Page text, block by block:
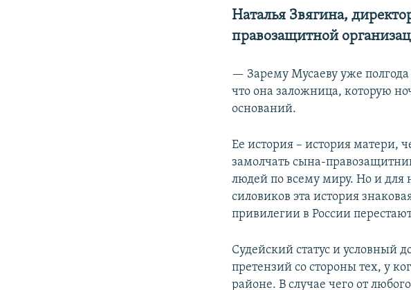
Наталья Звягина,
правозащитной
— Зарему Мусаеву уже
что она заложница, которую
оснований.
Ее история – история матери,
замолчать сына-
людей по всему миру. Но и для
силовиков эта история
привилегии в России
Судейский статус и условный
претензий со стороны тех, у
районе. В случае чего от